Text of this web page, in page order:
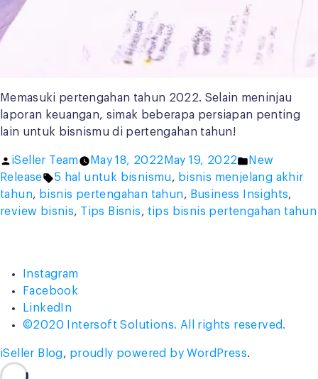
Memasuki pertengahan tahun 2022. Selain meninjau
laporan keuangan, simak beberapa persiapan penting
lain untuk bisnismu di pertengahan tahun!
Posted
by
iSeller Team May 18, 2022 May 19, 2022
Posted
in
New
Release
Tags:
5 hal untuk bisnismu, bisnis menjelang akhir
tahun, bisnis pertengahan tahun, Business Insights,
review bisnis, Tips Bisnis, tips bisnis pertengahan tahun
Instagram
Facebook
LinkedIn
©2020 Intersoft Solutions. All rights reserved.
iSeller Blog, proudly powered by WordPress.